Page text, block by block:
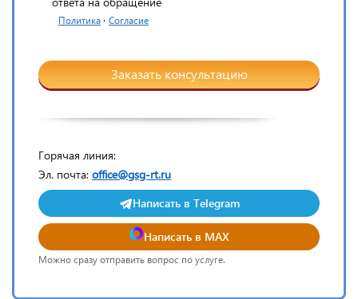
Политика · Согласие
Заказать консультацию
Горячая линия:
Эл. почта: office@gsg-rt.ru
Написать в Telegram
Написать в MAX
Можно сразу отправить вопрос по услуге.